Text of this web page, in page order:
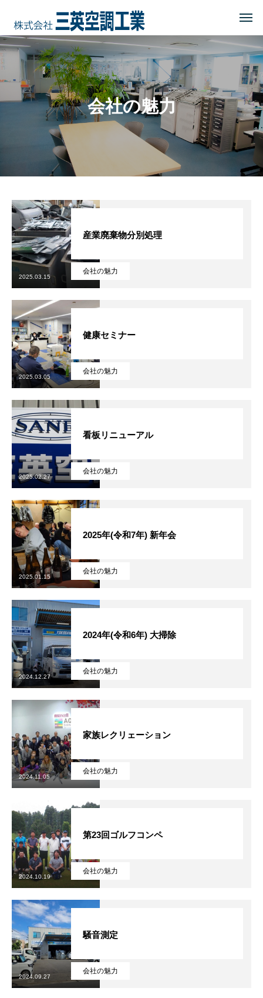
HOME トップページ
COMPANY 会社を知る
会社概要・沿革・所在地
CSR
地域貢献企業
SDGs認証
よこはまグッドバランス企業
横浜グランドスラム企業
RECRUIT
募集概要
よくある質問
インタビュー
BUSINESS
2022年度
2023年度
2024年度
2025年度
官公庁
BLOG
会社の魅力
会社の魅力
産業廃棄物分別処理
2025.03.15
会社の魅力
健康セミナー
2025.03.05
会社の魅力
看板リニューアル
2025.02.27
会社の魅力
2025年(令和7年) 新年会
2025.01.15
会社の魅力
2024年(令和6年) 大掃除
2024.12.27
会社の魅力
家族レクリェーション
2024.11.05
会社の魅力
第23回ゴルフコンペ
2024.10.19
会社の魅力
騒音測定
2024.09.27